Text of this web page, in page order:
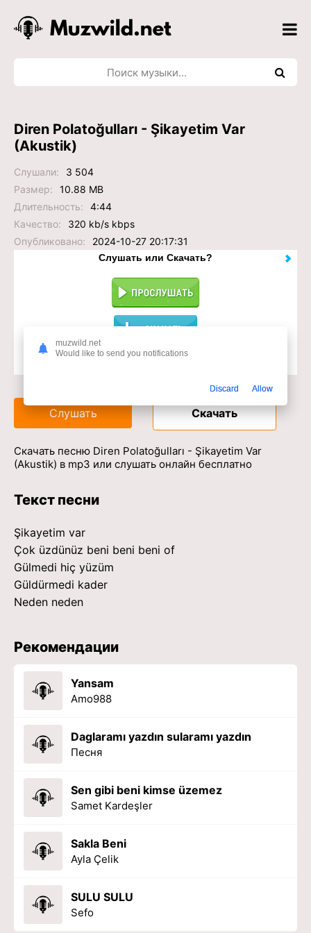
Diren Polatoğulları - Şikayetim Var
(Akustik)
Слушали:
3 504
Размер:
10.88 MB
Длительность:
4:44
Качество:
320 kb/s kbps
Опубликовано:
2024-10-27 20:17:31
Слушать или Скачать?
Слушать Скачать
Скачать песню Diren Polatoğulları - Şikayetim Var
(Akustik) в mp3 или слушать онлайн бесплатно
Текст песни
Şikayetim var
Çok üzdünüz beni beni beni of
Gülmedi hiç yüzüm
Güldürmedi kader
Neden neden
Рекомендации
Yansam
Amo988
Daglaramı yazdın sularamı yazdın
Песня
Sen gibi beni kimse üzemez
Samet Kardeşler
Sakla Beni
Ayla Çelik
SULU SULU
Sefo
muzwild.net
Would like to send you notifications
Discard Allow